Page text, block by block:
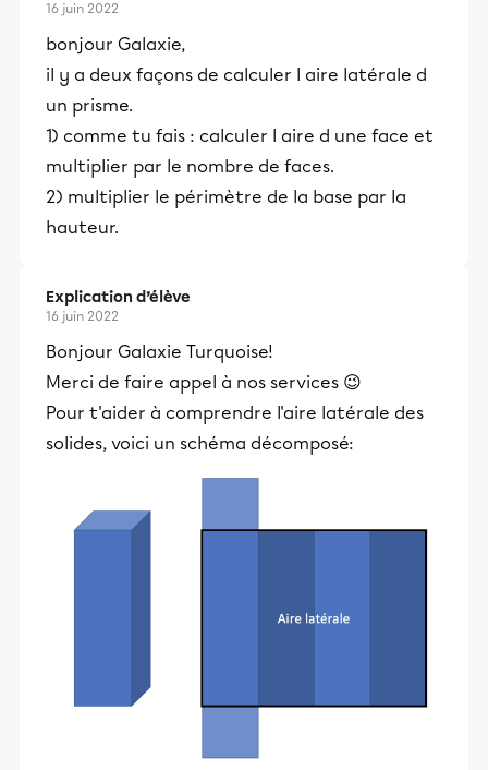
16 juin 2022
bonjour Galaxie,
il y a deux façons de calculer l aire latérale d
un prisme.
1) comme tu fais : calculer l aire d une face et
multiplier par le nombre de faces.
2) multiplier le périmètre de la base par la
hauteur.
Explication d’élève
16 juin 2022
Bonjour Galaxie Turquoise!
Merci de faire appel à nos services 😉
Pour t'aider à comprendre l'aire latérale des
solides, voici un schéma décomposé: